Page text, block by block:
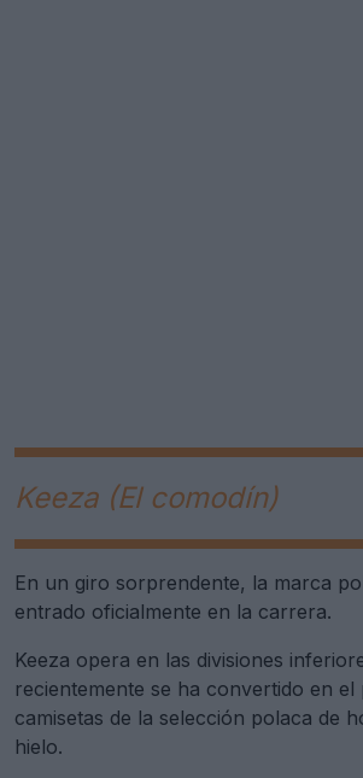
Keeza (El comodín)
En un giro sorprendente, la marca
entrado oficialmente en la carrera.
Keeza opera en las divisiones
recientemente se ha convertido en el
camisetas de la selección polaca de
hielo.